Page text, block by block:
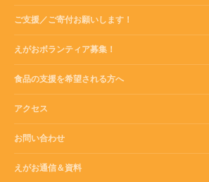
ご支援／ご寄付お願いします！
えがおボランティア募集！
食品の支援を希望される方へ
アクセス
お問い合わせ
えがお通信＆資料